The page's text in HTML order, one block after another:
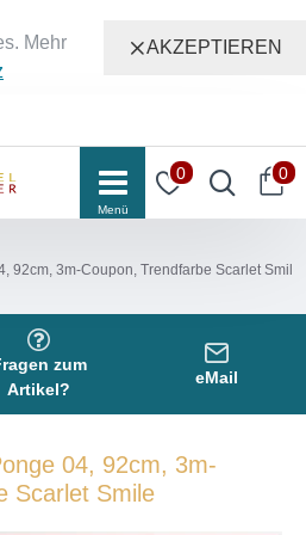
Mehr
AKZEPTIEREN
0 0
92cm, 3m-Coupon, Trendfarbe Scarlet Smil
zum
Artikel?
eMail
04, 92cm, 3m-
Scarlet Smile